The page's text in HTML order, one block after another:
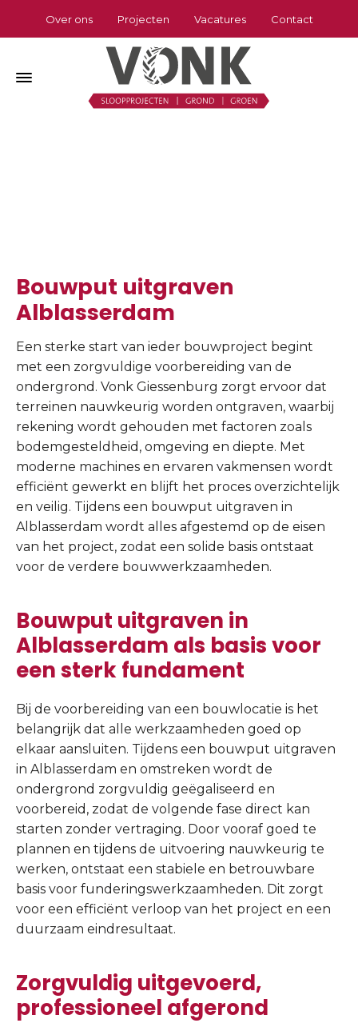
Over ons Projecten Vacatures Contact
Bouwput uitgraven
Alblasserdam
Een sterke start van ieder bouwproject begint
met een zorgvuldige voorbereiding van de
ondergrond. Vonk Giessenburg zorgt ervoor dat
terreinen nauwkeurig worden ontgraven, waarbij
rekening wordt gehouden met factoren zoals
bodemgesteldheid, omgeving en diepte. Met
moderne machines en ervaren vakmensen wordt
efficiënt gewerkt en blijft het proces overzichtelijk
en veilig. Tijdens een bouwput uitgraven in
Alblasserdam wordt alles afgestemd op de eisen
van het project, zodat een solide basis ontstaat
voor de verdere bouwwerkzaamheden.
Bouwput uitgraven in
Alblasserdam als basis voor
een sterk fundament
Bij de voorbereiding van een bouwlocatie is het
belangrijk dat alle werkzaamheden goed op
elkaar aansluiten. Tijdens een bouwput uitgraven
in Alblasserdam en omstreken wordt de
ondergrond zorgvuldig geëgaliseerd en
voorbereid, zodat de volgende fase direct kan
starten zonder vertraging. Door vooraf goed te
plannen en tijdens de uitvoering nauwkeurig te
werken, ontstaat een stabiele en betrouwbare
basis voor funderingswerkzaamheden. Dit zorgt
voor een efficiënt verloop van het project en een
duurzaam eindresultaat.
Zorgvuldig uitgevoerd,
professioneel afgerond